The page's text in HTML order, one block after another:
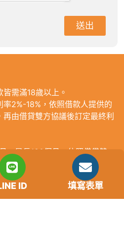
送出
需滿18歲以上。
2%-18%，依照借款人提供的
再由借貸雙方協議後訂定最終利
，最長180個月，依照借貸雙
金10萬元，經多方比較利率
於36個月內須還清借款，年
利息1000元，無須手續費。
ID 填寫表單